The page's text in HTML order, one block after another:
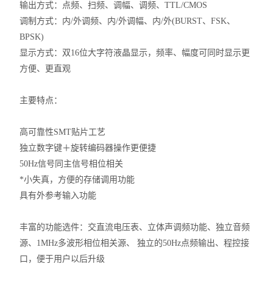
输出方式：点频、扫频、调幅、调频、TTL/CMOS
调制方式：内/外调频、内/外调幅、内/外(BURST、FSK、
BPSK)
显示方式：双16位大字符液晶显示，频率、幅度可同时显示更
方便、更直观
主要特点：
高可靠性SMT贴片工艺
独立数字键＋旋转编码器操作更便捷
50Hz信号同主信号相位相关
*小失真，方便的存储调用功能
具有外参考输入功能
丰富的功能选件：交直流电压表、立体声调频功能、独立音频
源、1MHz多波形相位相关源、 独立的50Hz点频输出、程控接
口，便于用户以后升级